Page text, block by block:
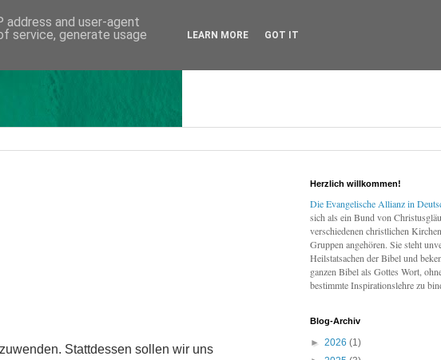
Stattdessen sollen wir uns
Herzlich willkommen!
Die Evangelische Allianz in
sich als ein Bund von
verschiedenen christlichen
Gruppen angehören. Sie steht
Heilstatsachen der Bibel und
ganzen Bibel als Gottes Wort,
bestimmte Inspirationslehre zu
Blog-Archiv
► 2026 (1)
and user-agent
service, generate usage
LEARN MORE GOT IT